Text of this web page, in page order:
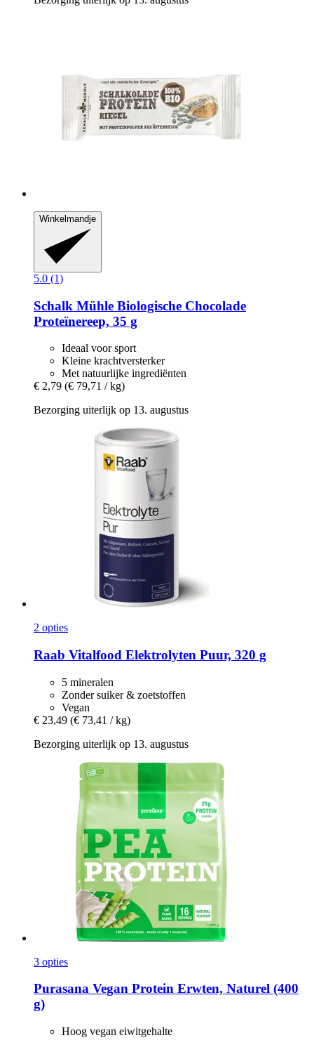
Winkelmandje
5.0 (1)
Schalk Mühle Biologische Chocolade
Proteïnereep, 35 g
Ideaal voor sport
Kleine krachtversterker
Met natuurlijke ingrediënten
€ 2,79 (€ 79,71 / kg)
Bezorging uiterlijk op 13. augustus
2 opties
Raab Vitalfood Elektrolyten Puur, 320 g
5 mineralen
Zonder suiker & zoetstoffen
Vegan
€ 23,49 (€ 73,41 / kg)
Bezorging uiterlijk op 13. augustus
3 opties
Purasana Vegan Protein Erwten, Naturel (400
g)
Hoog vegan eiwitgehalte